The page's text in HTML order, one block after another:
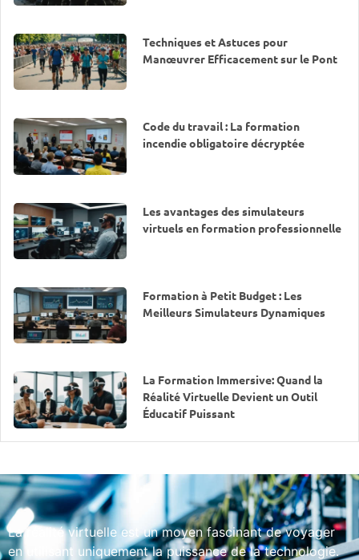
Techniques et Astuces pour
Manœuvrer Efficacement sur le Pont
Code du travail : La formation
incendie obligatoire décryptée
Les avantages des simulateurs
virtuels en formation professionnelle
Formation à Petit Budget : Les
Meilleurs Simulateurs Dynamiques
La Formation Immersive: Quand la
Réalité Virtuelle Devient un Outil
Éducatif Puissant
La réalité virtuelle est un moyen fascinant de voyager
en utilisant uniquement la puissance de la technologie.